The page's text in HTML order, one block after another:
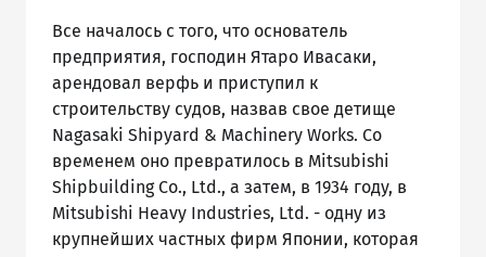
Все началось с того, что основатель
предприятия, господин Ятаро Ивасаки,
арендовал верфь и приступил к
строительству судов, назвав свое детище
Nagasaki Shipyard & Machinery Works. Со
временем оно превратилось в Mitsubishi
Shipbuilding Co., Ltd., а затем, в 1934 году, в
Mitsubishi Heavy Industries, Ltd. - одну из
крупнейших частных фирм Японии, которая